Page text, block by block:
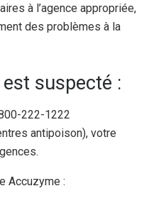
à l’agence appropriée,
des problèmes à la
est suspecté :
222-1222
antipoison), votre
Accuzyme :